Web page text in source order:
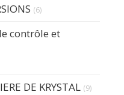
(6)
contrôle et
DE KRYSTAL (9)